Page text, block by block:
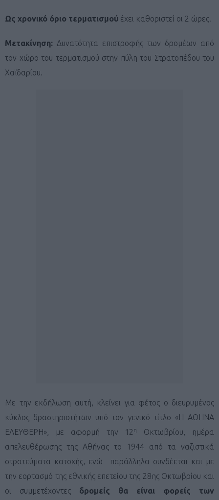
Ως χρονικό όριο τερματισμού έχει καθοριστεί οι 2 ώρες.
Μετακίνηση: Δυνατότητα επιστροφής των δρομέων από
τον χώρο του τερματισμού στην πύλη του Στρατοπέδου του
Χαϊδαρίου.
Με την εκδήλωση αυτή, κλείνει για φέτος ο διευρυμένος
κύκλος δραστηριοτήτων υπό τον γενικό τίτλο «Η ΑΘΗΝΑ
ΕΛΕΥΘΕΡΗ», με αφορμή την 12 η
Οκτωβρίου, ημέρα
απελευθέρωσης της Αθήνας το 1944 από τα ναζιστικά
στρατεύματα κατοχής, ενώ παράλληλα συνδέεται και με
την εορτασμό της εθνικής επετείου της 28ης Οκτωβρίου και
οι συμμετέχοντες δρομείς θα είναι φορείς των